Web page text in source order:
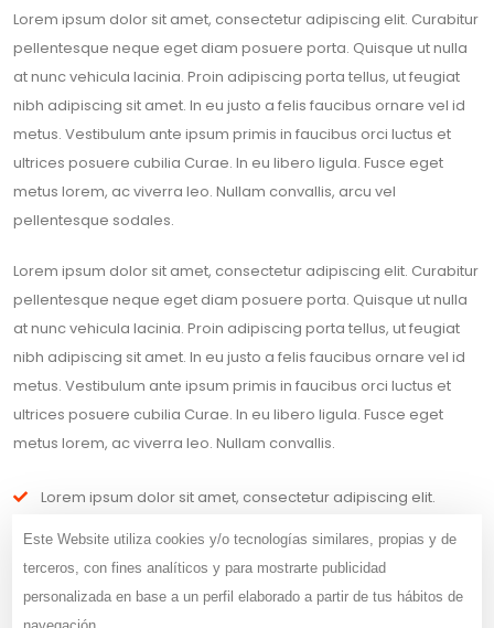
Este Website utiliza cookies y/o tecnologías similares, propias y de
terceros, con fines analíticos y para mostrarte publicidad
personalizada en base a un perfil elaborado a partir de tus hábitos de
navegación.
Lorem ipsum dolor sit amet, consectetur adipiscing elit. Curabitur
pellentesque neque eget diam posuere porta. Quisque ut nulla
at nunc vehicula lacinia. Proin adipiscing porta tellus, ut feugiat
nibh adipiscing sit amet. In eu justo a felis faucibus ornare vel id
metus. Vestibulum ante ipsum primis in faucibus orci luctus et
ultrices posuere cubilia Curae. In eu libero ligula. Fusce eget
metus lorem, ac viverra leo. Nullam convallis, arcu vel
pellentesque sodales.
Lorem ipsum dolor sit amet, consectetur adipiscing elit. Curabitur
pellentesque neque eget diam posuere porta. Quisque ut nulla
at nunc vehicula lacinia. Proin adipiscing porta tellus, ut feugiat
nibh adipiscing sit amet. In eu justo a felis faucibus ornare vel id
metus. Vestibulum ante ipsum primis in faucibus orci luctus et
ultrices posuere cubilia Curae. In eu libero ligula. Fusce eget
metus lorem, ac viverra leo. Nullam convallis.
Lorem ipsum dolor sit amet, consectetur adipiscing elit.
Quisque ut nulla at nunc vehicula lacinia.
Vestibulum ante ipsum primis in faucibus orci luctus.